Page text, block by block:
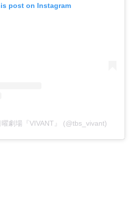
post on Instagram
劇場『VIVANT』 (@tbs_vivant)